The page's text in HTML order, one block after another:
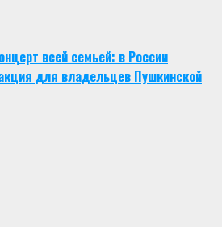
всей семьей: в России
для владельцев Пушкинской